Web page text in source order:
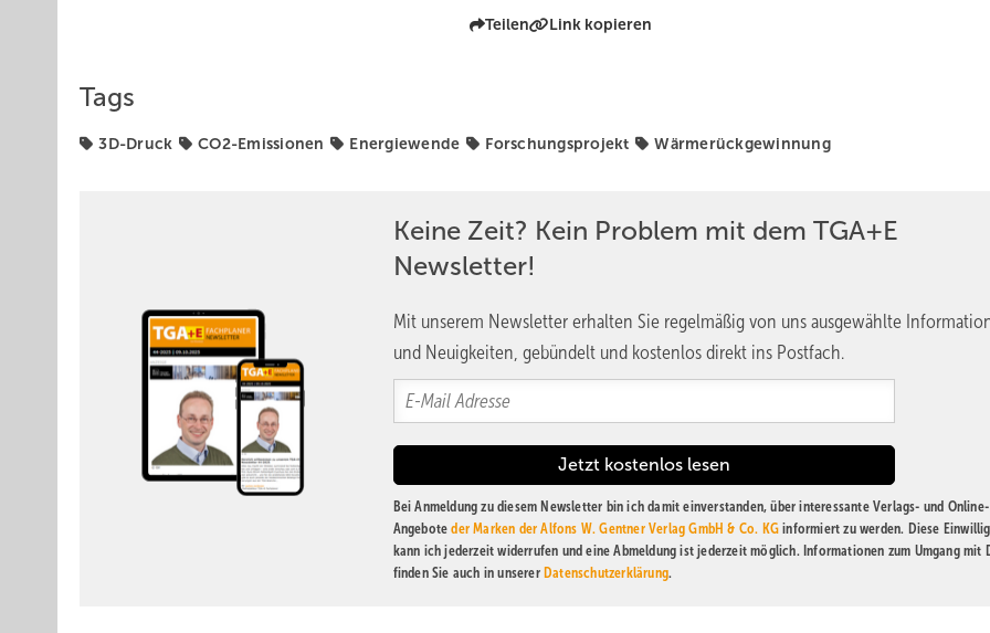
Teilen Link kopieren
Tags
3D-Druck CO2-Emissionen Energiewende Forschungsprojekt Wärmerückgewinnung
Keine Zeit? Kein Problem mit dem TGA+E
Newsletter!
Mit unserem Newsletter erhalten Sie regelmäßig von uns ausgewählte
und Neuigkeiten, gebündelt und kostenlos direkt ins Postfach.
Bei Anmeldung zu diesem Newsletter bin ich damit einverstanden, über interessante Verlags- und Online-
Angeboteder Marken der Alfons W. Gentner Verlag GmbH & Co. KG informiert zu werden. Diese
kann ich jederzeit widerrufen und eine Abmeldung ist jederzeit möglich. Informationen zum Umgang mit
finden Sie auch in unserer Datenschutzerklärung.